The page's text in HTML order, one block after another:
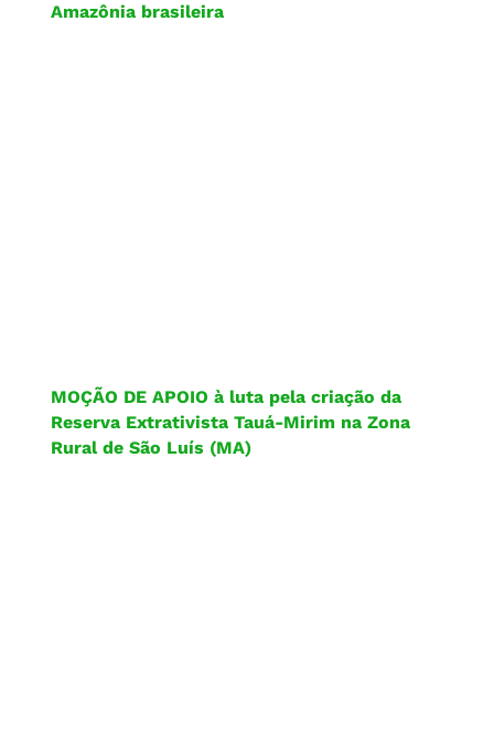
Amazônia brasileira
MOÇÃO DE APOIO à luta pela criação da
Reserva Extrativista Tauá-Mirim na Zona
Rural de São Luís (MA)